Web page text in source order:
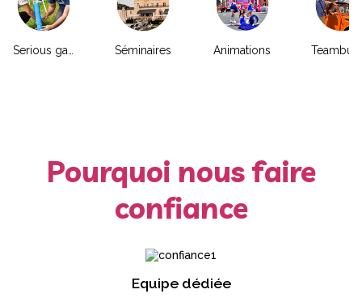
Séminaires Animations
Pourquoi nous faire
confiance
Equipe dédiée